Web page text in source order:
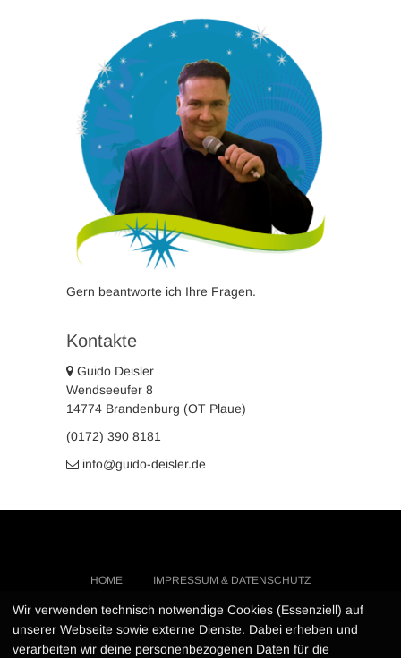
Gern beantworte ich Ihre Fragen.
Kontakte
Guido Deisler
Wendseeufer 8
14774 Brandenburg (OT Plaue)
(0172) 390 8181
info@guido-deisler.de
HOME
IMPRESSUM & DATENSCHUTZ
Wir verwenden technisch notwendige Cookies (Essenziell) auf
unserer Webseite sowie externe Dienste. Dabei erheben und
verarbeiten wir deine personenbezogenen Daten für die